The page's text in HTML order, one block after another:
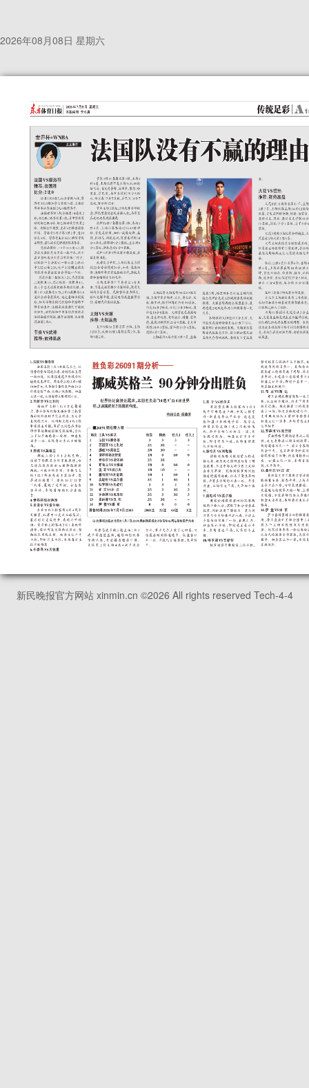
2026年08月08日 星期六
新民晚报官方网站 xinmin.cn ©2026 All rights reserved Tech-4-4